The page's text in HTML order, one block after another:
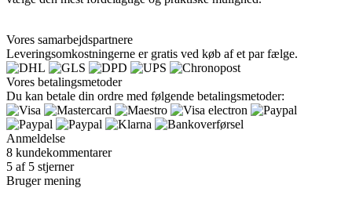
Vores samarbejdspartnere
Leveringsomkostningerne er gratis ved køb af et par fælge.
Vores betalingsmetoder
Du kan betale din ordre med følgende betalingsmetoder:
Anmeldelse
8 kundekommentarer
5 af 5 stjerner
Bruger mening